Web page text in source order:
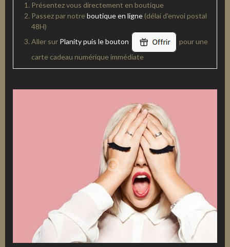
Présentez vous directement en boutique
Passez par notre boutique en ligne (délai d'envoi postal
48H)
Aller sur Planity puis le bouton
pour une
carte cadeau numérique immédiate